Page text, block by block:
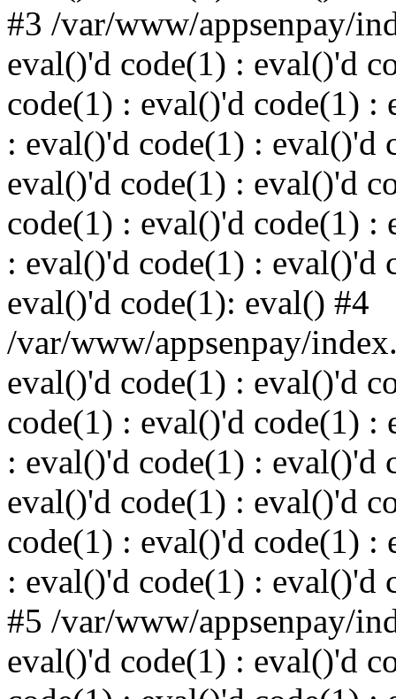
#3 /var/www/appsenpay/
eval()'d code(1) : eval()'d
code(1) : eval()'d code(1) :
: eval()'d code(1) : eval()'d
eval()'d code(1) : eval()'d
code(1) : eval()'d code(1) :
: eval()'d code(1) : eval()'d
eval()'d code(1): eval() #4
/var/www/appsenpay/
eval()'d code(1) : eval()'d
code(1) : eval()'d code(1) :
: eval()'d code(1) : eval()'d
eval()'d code(1) : eval()'d
code(1) : eval()'d code(1) :
: eval()'d code(1) : eval()'d
#5 /var/www/appsenpay/
eval()'d code(1) : eval()'d